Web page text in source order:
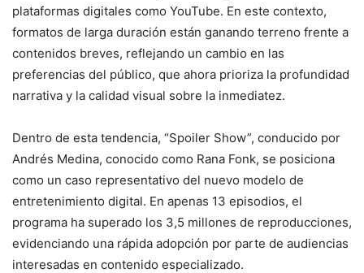
plataformas digitales como YouTube. En este contexto,
formatos de larga duración están ganando terreno frente a
contenidos breves, reflejando un cambio en las
preferencias del público, que ahora prioriza la profundidad
narrativa y la calidad visual sobre la inmediatez.
Dentro de esta tendencia, “Spoiler Show”, conducido por
Andrés Medina, conocido como Rana Fonk, se posiciona
como un caso representativo del nuevo modelo de
entretenimiento digital. En apenas 13 episodios, el
programa ha superado los 3,5 millones de reproducciones,
evidenciando una rápida adopción por parte de audiencias
interesadas en contenido especializado.